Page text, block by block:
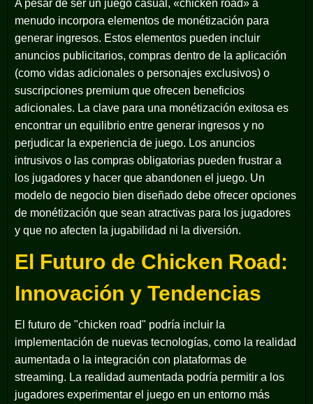
A pesar de ser un juego casual, «chicken road» a
menudo incorpora elementos de monétización para
generar ingresos. Estos elementos pueden incluir
anuncios publicitarios, compras dentro de la aplicación
(como vidas adicionales o personajes exclusivos) o
suscripciones premium que ofrecen beneficios
adicionales. La clave para una monétización exitosa es
encontrar un equilibrio entre generar ingresos y no
perjudicar la experiencia de juego. Los anuncios
intrusivos o las compras obligatorias pueden frustrar a
los jugadores y hacer que abandonen el juego. Un
modelo de negocio bien diseñado debe ofrecer opciones
de monétización que sean atractivas para los jugadores
y que no afecten la jugabilidad ni la diversión.
El Futuro de Chicken Road:
Innovación y Tendencias
El futuro de "chicken road" podría incluir la
implementación de nuevas tecnologías, como la realidad
aumentada o la integración con plataformas de
streaming. La realidad aumentada podría permitir a los
jugadores experimentar el juego en un entorno más